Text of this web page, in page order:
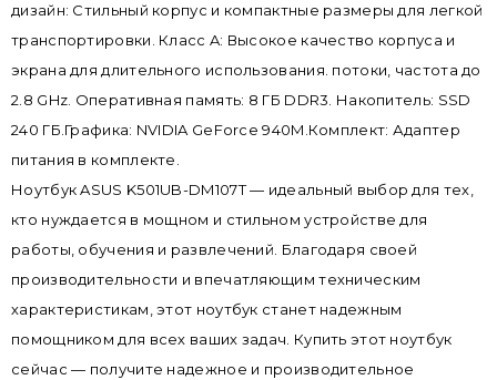
дизайн: Стильный корпус и компактные размеры для легкой
транспортировки. Класс A: Высокое качество корпуса и
экрана для длительного использования. потоки, частота до
2.8 GHz. Оперативная память: 8 ГБ DDR3. Накопитель: SSD
240 ГБ.Графика: NVIDIA GeForce 940M.Комплект: Адаптер
питания в комплекте.
Ноутбук ASUS K501UB-DM107T — идеальный выбор для тех,
кто нуждается в мощном и стильном устройстве для
работы, обучения и развлечений. Благодаря своей
производительности и впечатляющим техническим
характеристикам, этот ноутбук станет надежным
помощником для всех ваших задач. Купить этот ноутбук
сейчас — получите надежное и производительное